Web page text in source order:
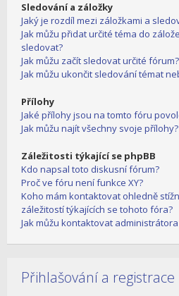
Sledování a záložky
Jaký je rozdíl mezi záložkami a
Jak můžu přidat určité téma do
sledovat?
Jak můžu začít sledovat určité fórum?
Jak můžu ukončit sledování témat
Přílohy
Jaké přílohy jsou na tomto fóru
Jak můžu najít všechny svoje přílohy?
Záležitosti týkající se phpBB
Kdo napsal toto diskusní fórum?
Proč ve fóru není funkce XY?
Koho mám kontaktovat ohledně
záležitostí týkajících se tohoto fóra?
Jak můžu kontaktovat
Přihlašování a registrace